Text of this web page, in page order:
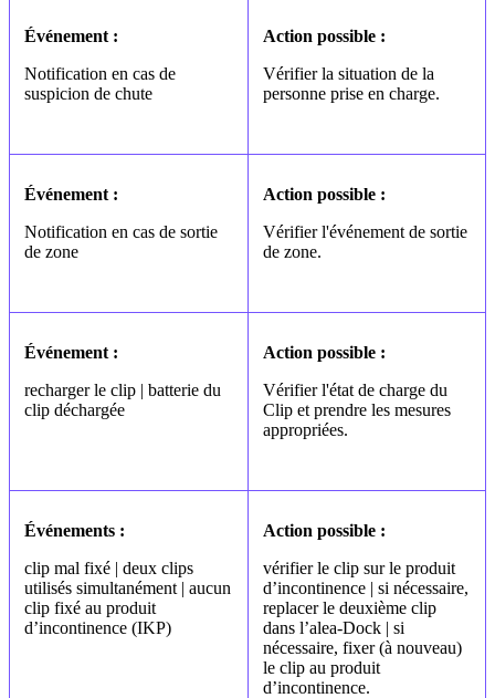
Événement :
Notification en cas de
suspicion de chute
Action possible :
Vérifier la situation de la
personne prise en charge.
Événement :
Notification en cas de sortie
de zone
Action possible :
Vérifier l'événement de sortie
de zone.
Événement :
recharger le clip | batterie du
clip déchargée
Action possible :
Vérifier l'état de charge du
Clip et prendre les mesures
appropriées.
Événements :
clip mal fixé | deux clips
utilisés simultanément | aucun
clip fixé au produit
d’incontinence (IKP)
Action possible :
vérifier le clip sur le produit
d’incontinence | si nécessaire,
replacer le deuxième clip
dans l’alea-Dock | si
nécessaire, fixer (à nouveau)
le clip au produit
d’incontinence.